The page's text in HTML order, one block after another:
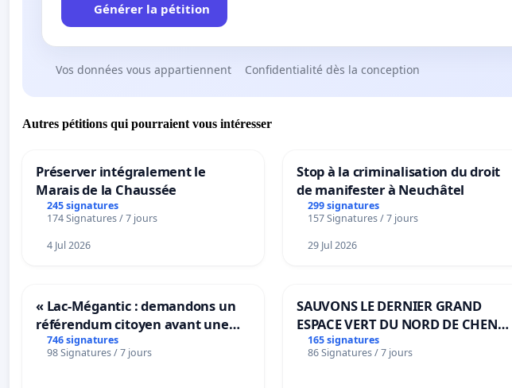
Générer la pétition
Vos données vous appartiennent Confidentialité dès la conception
Autres pétitions qui pourraient vous intéresser
Préserver intégralement le
Marais de la Chaussée
245 signatures
174 Signatures / 7 jours
4 Jul 2026
Stop à la criminalisation du droit
de manifester à Neuchâtel
299 signatures
157 Signatures / 7 jours
29 Jul 2026
« Lac-Mégantic : demandons un
référendum citoyen avant une
transformation irréversible de
notre territoire »
746 signatures
98 Signatures / 7 jours
SAUVONS LE DERNIER GRAND
ESPACE VERT DU NORD DE CHENE-
BOUGERIES
165 signatures
86 Signatures / 7 jours